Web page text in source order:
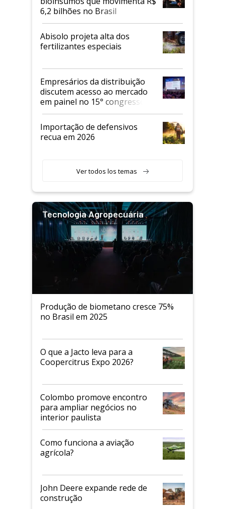
6,2 bilhões no Brasil
Abisolo projeta alta dos
fertilizantes especiais
Empresários da distribuição
discutem acesso ao mercado
em painel no 15° congresso
Andav
Importação de defensivos
recua em 2026
Ver todos los temas
Tecnologia Agropecuária
Produção de biometano cresce 75%
no Brasil em 2025
O que a Jacto leva para a
Coopercitrus Expo 2026?
Colombo promove encontro
para ampliar negócios no
interior paulista
Como funciona a aviação
agrícola?
John Deere expande rede de
construção